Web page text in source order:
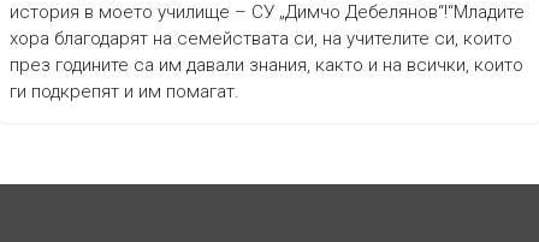
история в моето училище – СУ „Димчо Дебелянов“!“Младите
хора благодарят на семействата си, на учителите си, които
през годините са им давали знания, както и на всички, които
ги подкрепят и им помагат.